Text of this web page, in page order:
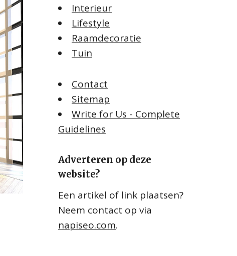
Interieur
Lifestyle
Raamdecoratie
Tuin
Contact
Sitemap
Write for Us - Complete
Guidelines
Adverteren op deze
website?
Een artikel of link plaatsen?
Neem contact op via
napiseo.com.